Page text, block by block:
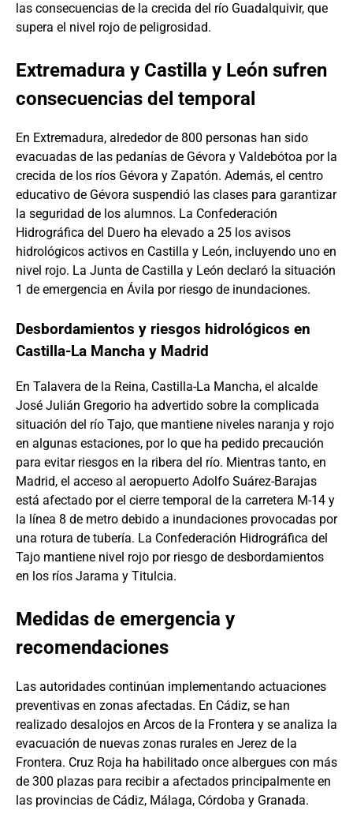
las consecuencias de la crecida del río Guadalquivir, que
supera el nivel rojo de peligrosidad.
Extremadura y Castilla y León sufren
consecuencias del temporal
En Extremadura, alrededor de 800 personas han sido
evacuadas de las pedanías de Gévora y Valdebótoa por la
crecida de los ríos Gévora y Zapatón. Además, el centro
educativo de Gévora suspendió las clases para garantizar
la seguridad de los alumnos. La Confederación
Hidrográfica del Duero ha elevado a 25 los avisos
hidrológicos activos en Castilla y León, incluyendo uno en
nivel rojo. La Junta de Castilla y León declaró la situación
1 de emergencia en Ávila por riesgo de inundaciones.
Desbordamientos y riesgos hidrológicos en
Castilla-La Mancha y Madrid
En Talavera de la Reina, Castilla-La Mancha, el alcalde
José Julián Gregorio ha advertido sobre la complicada
situación del río Tajo, que mantiene niveles naranja y rojo
en algunas estaciones, por lo que ha pedido precaución
para evitar riesgos en la ribera del río. Mientras tanto, en
Madrid, el acceso al aeropuerto Adolfo Suárez-Barajas
está afectado por el cierre temporal de la carretera M-14 y
la línea 8 de metro debido a inundaciones provocadas por
una rotura de tubería. La Confederación Hidrográfica del
Tajo mantiene nivel rojo por riesgo de desbordamientos
en los ríos Jarama y Titulcia.
Medidas de emergencia y
recomendaciones
Las autoridades continúan implementando actuaciones
preventivas en zonas afectadas. En Cádiz, se han
realizado desalojos en Arcos de la Frontera y se analiza la
evacuación de nuevas zonas rurales en Jerez de la
Frontera. Cruz Roja ha habilitado once albergues con más
de 300 plazas para recibir a afectados principalmente en
las provincias de Cádiz, Málaga, Córdoba y Granada.